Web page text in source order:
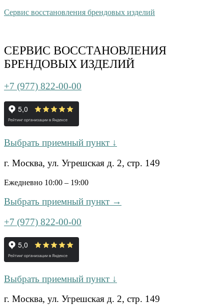
Сервис восстановления брендовых изделий
СЕРВИС ВОССТАНОВЛЕНИЯ
БРЕНДОВЫХ ИЗДЕЛИЙ
+7 (977) 822-00-00
Выбрать приемный пункт ↓
г. Москва, ул. Угрешская д. 2, стр. 149
Ежедневно 10:00 – 19:00
Выбрать приемный пункт →
+7 (977) 822-00-00
Выбрать приемный пункт ↓
г. Москва, ул. Угрешская д. 2, стр. 149